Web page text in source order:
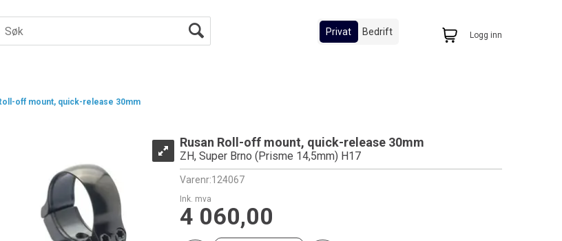
Logg inn
Privat Bedrift
off mount, quick-release 30mm
Rusan Roll-off mount, quick-release 30mm
ZH, Super Brno (Prisme 14,5mm) H17
Varenr:124067
Ink. mva
4 060,00